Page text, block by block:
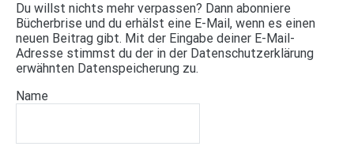
Du willst nichts mehr verpassen? Dann abonniere
Bücherbrise und du erhälst eine E-Mail, wenn es einen
neuen Beitrag gibt. Mit der Eingabe deiner E-Mail-
Adresse stimmst du der in der Datenschutzerklärung
erwähnten Datenspeicherung zu.
Name